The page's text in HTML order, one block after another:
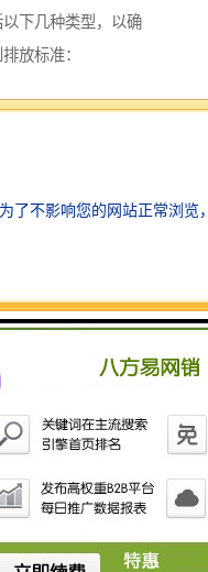
下几种类型，以确
放标准：
重物。
化学药剂，促使污
外线消毒器等，用
，提高污泥浓度。